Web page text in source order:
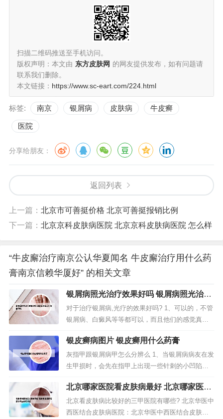
扫描二维码推送至手机访问。
版权声明：本文由 东方皮肤网 的网友提供发布，如有问题请
联系我们删除。
本文链接： https://www.sc-eart.com/224.html
标签: 南京 银屑病 皮肤病 牛皮癣
医院
分享给朋友：
返回列表
上一篇： 北京市可善挺价格 北京可善挺报销比例
下一篇： 北京京科皮肤病医院 北京京科皮肤病医院 怎么样
“牛皮廨治疗南京公认华夏闻名 牛皮廨治疗用什么药
膏南京信赖华厦好” 的相关文章
银屑病照光治疗效果好吗 银屑病照光治疗
效果好吗
对于治疗银屑病,光疗的效果好吗? 1、可以的，不管
银屑病、白癜风等等都可以，而且他们的感觉真的
挺划算的。2、光疗治疗银屑病的效果是非常好的，
一般中重度的银屑病患者经过三周的治疗就会起
效，八周或十六周时，往往能够达到比较好的疗
效，60%或70%的人皮损可以基本消退甚至完全消
退。3、银屑病目前是无法彻底...
银皮癣病图片 银皮癣用什么药膏
灰指甲跟银屑病甲怎么分辨么 1、当银屑病病友在发
生甲损时，会先在指甲上出现一些针刺的小凹陷，
成顶针状，甲板可能变色增厚或与甲床分离。2、条
纹到了指甲游离边缘就会呈现V行的切迹，有的时候
还会伴远端指甲下增厚，这些是灰指甲的一般症
状。传染与否 牛皮癣患者甲损没有传染性，局部的
北京哪家医院看皮肤病最好 北京哪家医院
看皮肤病最好还便宜
北京看皮肤病比较好的三甲医院有哪些? 北京华医中
西医结合皮肤病医院：北京华医中西医结合皮肤病